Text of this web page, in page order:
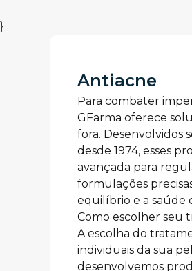
}
Antiacne
Para combater
GFarma oferece
fora. Desenvolvidos
desde 1974, esses
avançada para
formulações
equilíbrio e a saúde
Como escolher seu
A escolha do
individuais da sua
desenvolvemos